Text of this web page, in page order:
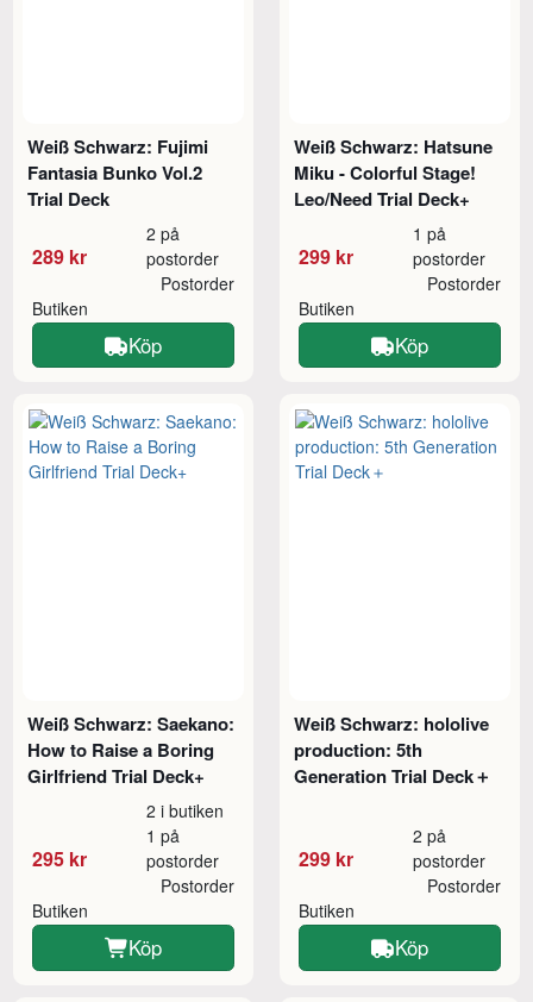
Weiß Schwarz: Fujimi
Fantasia Bunko Vol.2
Trial Deck
289 kr
2 på
postorder
Butiken
Postorder
Köp
Weiß Schwarz: Hatsune
Miku - Colorful Stage!
Leo/Need Trial Deck+
299 kr
1 på
postorder
Butiken
Postorder
Köp
Weiß Schwarz: Saekano:
How to Raise a Boring
Girlfriend Trial Deck+
295 kr
2 i butiken
1 på
postorder
Butiken
Postorder
Köp
Weiß Schwarz: hololive
production: 5th
Generation Trial Deck＋
299 kr
2 på
postorder
Butiken
Postorder
Köp